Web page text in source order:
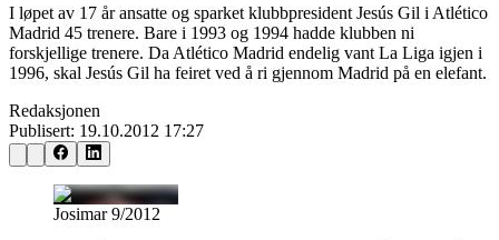
I løpet av 17 år ansatte og sparket klubbpresident Jesús Gil i Atlético
Madrid 45 trenere. Bare i 1993 og 1994 hadde klubben ni
forskjellige trenere. Da Atlético Madrid endelig vant La Liga igjen i
1996, skal Jesús Gil ha feiret ved å ri gjennom Madrid på en elefant.
Redaksjonen
Publisert: 19.10.2012 17:27
Josimar 9/2012